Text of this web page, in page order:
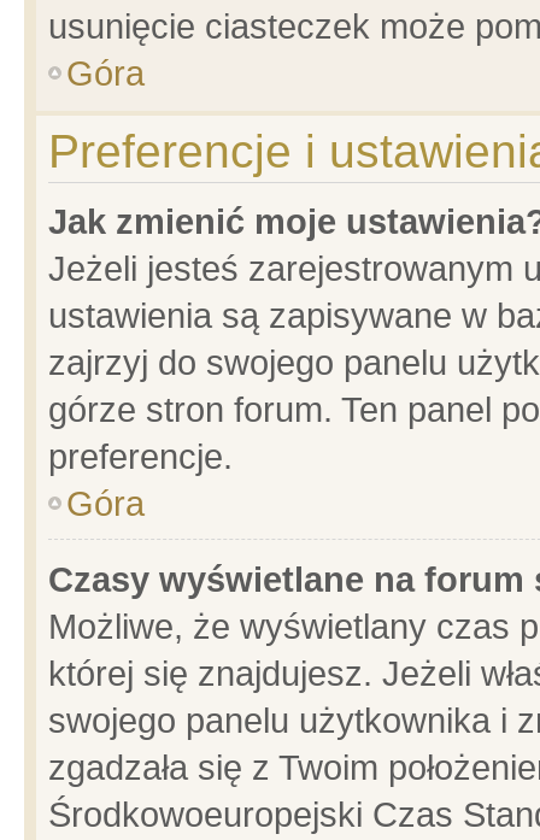
usunięcie ciasteczek może
Góra
Preferencje i
Jak zmienić moje
Jeżeli jesteś zarejestrowanym
ustawienia są zapisywane w
zajrzyj do swojego panelu
górze stron forum. Ten panel
preferencje.
Góra
Czasy wyświetlane na forum
Możliwe, że wyświetlany czas
której się znajdujesz. Jeżeli
swojego panelu użytkownika i
zgadzała się z Twoim
Środkowoeuropejski Czas